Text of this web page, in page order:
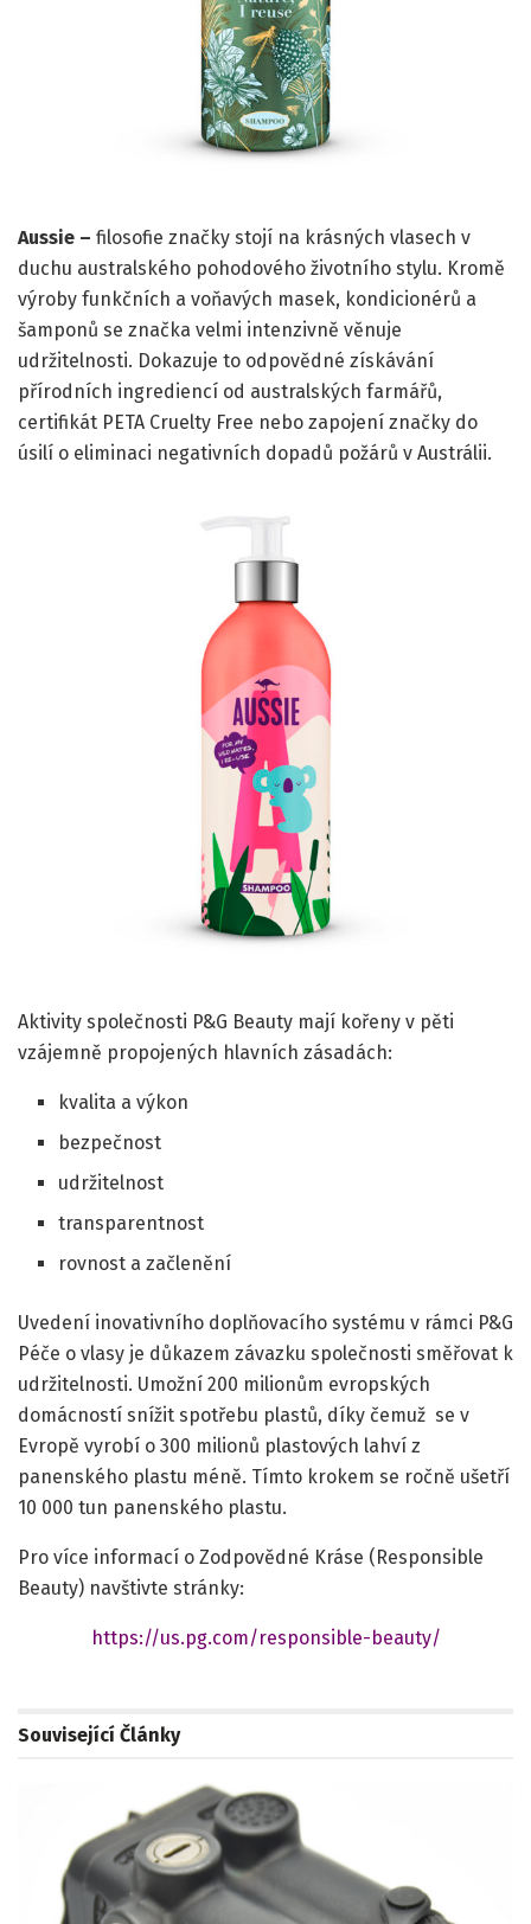
Aussie – filosofie značky stojí na krásných vlasech v
duchu australského pohodového životního stylu. Kromě
výroby funkčních a voňavých masek, kondicionérů a
šamponů se značka velmi intenzivně věnuje
udržitelnosti. Dokazuje to odpovědné získávání
přírodních ingrediencí od australských farmářů,
certifikát PETA Cruelty Free nebo zapojení značky do
úsilí o eliminaci negativních dopadů požárů v Austrálii.
Aktivity společnosti P&G Beauty mají kořeny v pěti
vzájemně propojených hlavních zásadách:
kvalita a výkon
bezpečnost
udržitelnost
transparentnost
rovnost a začlenění
Uvedení inovativního doplňovacího systému v rámci P&G
Péče o vlasy je důkazem závazku společnosti směřovat k
udržitelnosti. Umožní 200 milionům evropských
domácností snížit spotřebu plastů, díky čemuž se v
Evropě vyrobí o 300 milionů plastových lahví z
panenského plastu méně. Tímto krokem se ročně ušetří
10 000 tun panenského plastu.
Pro více informací o Zodpovědné Kráse (Responsible
Beauty) navštivte stránky:
https://us.pg.com/responsible-beauty/
Související Články